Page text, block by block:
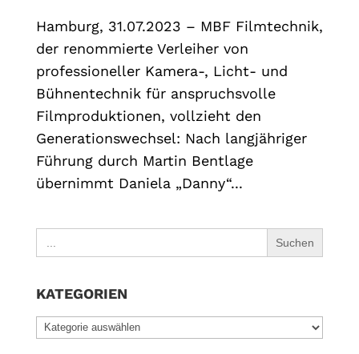
Hamburg, 31.07.2023 – MBF Filmtechnik,
der renommierte Verleiher von
professioneller Kamera-, Licht- und
Bühnentechnik für anspruchsvolle
Filmproduktionen, vollzieht den
Generationswechsel: Nach langjähriger
Führung durch Martin Bentlage
übernimmt Daniela „Danny“...
for:
KATEGORIEN
KATEGORIEN